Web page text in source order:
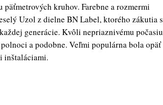
kruhov. Farebne a rozmermi
Uzol z dielne BN Label, ktorého zákutia s
generácie. Kvôli nepriaznivému počasiu
a podobne. Veľmi populárna bola opäť
inštaláciami.